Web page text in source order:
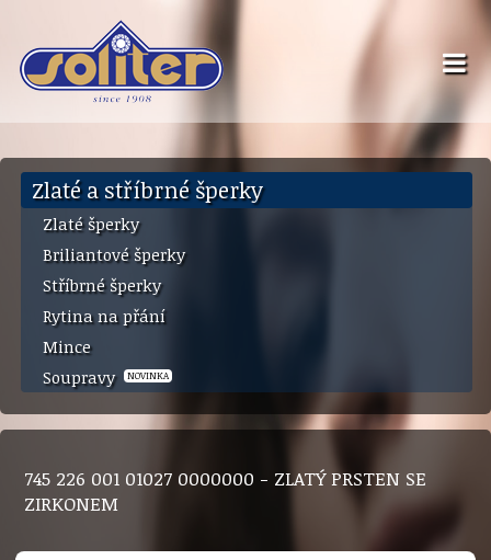
Zlaté a stříbrné šperky
Zlaté šperky
Briliantové šperky
Stříbrné šperky
Rytina na přání
Mince
Soupravy
NOVINKA
745 226 001 01027 0000000 - ZLATÝ PRSTEN SE
ZIRKONEM